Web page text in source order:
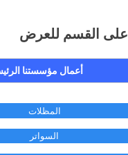
القسم للعرض
أعمال مؤسستنا
المظلات
السواتر